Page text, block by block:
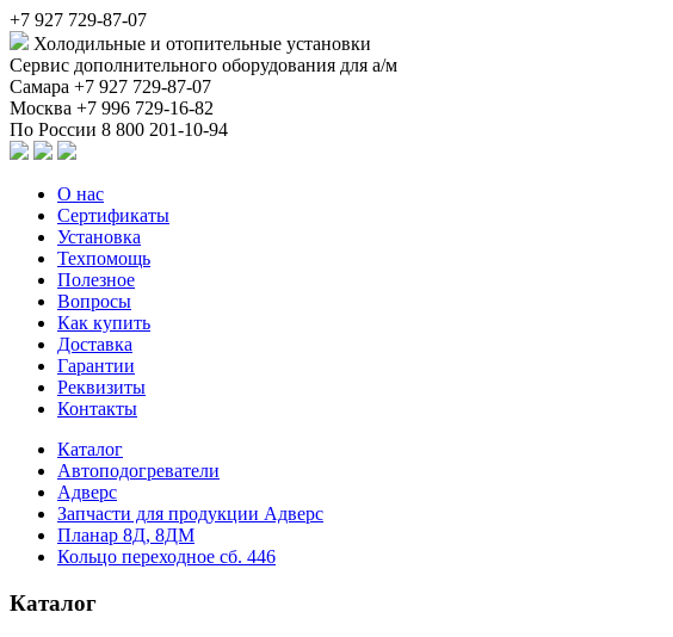
+7 927 729-87-07
Холодильные и отопительные установки
Сервис дополнительного оборудования для а/м
Самара +7 927 729-87-07
Москва +7 996 729-16-82
По России 8 800 201-10-94
О нас
Сертификаты
Установка
Техпомощь
Полезное
Вопросы
Как купить
Доставка
Гарантии
Реквизиты
Контакты
Каталог
Автоподогреватели
Адверс
Запчасти для продукции Адверс
Планар 8Д, 8ДМ
Кольцо переходное сб. 446
Каталог